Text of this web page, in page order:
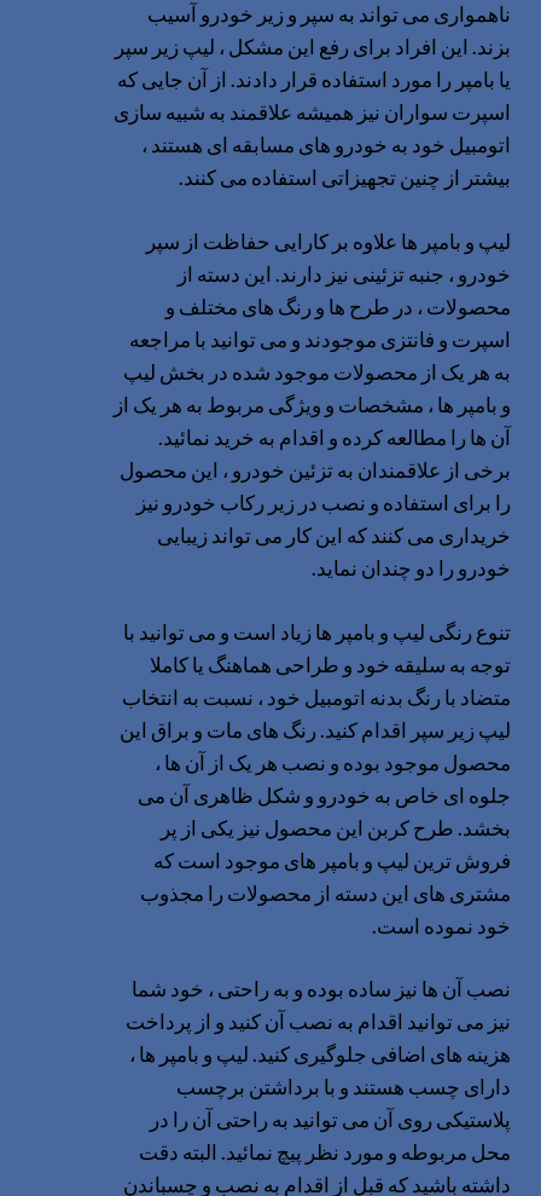
ناهمواری می تواند به سپر و زیر خودرو آسیب
بزند. این افراد برای رفع این مشکل ، لیپ زیر سپر
یا بامپر را مورد استفاده قرار دادند. از آن جایی که
اسپرت سواران نیز همیشه علاقمند به شبیه سازی
اتومبیل خود به خودرو های مسابقه ای هستند ،
بیشتر از چنین تجهیزاتی استفاده می کنند.
لیپ و بامپر ها علاوه بر کارایی حفاظت از سپر
خودرو ، جنبه تزئینی نیز دارند. این دسته از
محصولات ، در طرح ها و رنگ های مختلف و
اسپرت و فانتزی موجودند و می توانید با مراجعه
به هر یک از محصولات موجود شده در بخش لیپ
و بامپر ها ، مشخصات و ویژگی مربوط به هر یک از
آن ها را مطالعه کرده و اقدام به خرید نمائید.
برخی از علاقمندان به تزئین خودرو ، این محصول
را برای استفاده و نصب در زیر رکاب خودرو نیز
خریداری می کنند که این کار می تواند زیبایی
خودرو را دو چندان نماید.
تنوع رنگی لیپ و بامپر ها زیاد است و می توانید با
توجه به سلیقه خود و طراحی هماهنگ یا کاملا
متضاد با رنگ بدنه اتومبیل خود ، نسبت به انتخاب
لیپ زیر سپر اقدام کنید. رنگ های مات و براق این
محصول موجود بوده و نصب هر یک از آن ها ،
جلوه ای خاص به خودرو و شکل ظاهری آن می
بخشد. طرح کربن این محصول نیز یکی از پر
فروش ترین لیپ و بامپر های موجود است که
مشتری های این دسته از محصولات را مجذوب
خود نموده است.
نصب آن ها نیز ساده بوده و به راحتی ، خود شما
نیز می توانید اقدام به نصب آن کنید و از پرداخت
هزینه های اضافی جلوگیری کنید. لیپ و بامپر ها ،
دارای چسب هستند و با برداشتن برچسب
پلاستیکی روی آن می توانید به راحتی آن را در
محل مربوطه و مورد نظر پیچ نمائید. البته دقت
داشته باشید که قبل از اقدام به نصب و چسباندن